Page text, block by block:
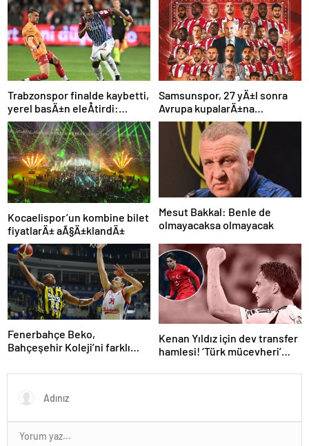
Trabzonspor finalde kaybetti,
yerel basÄ±n eleÅtirdi:
“Futbol felaket, sonuÃ§
rezalet”
Samsunspor, 27 yÄ±l sonra
Avrupa kupalarÄ±na
katÄ±lÄ±yor
Kocaelispor’un kombine bilet
fiyatlarÄ± aÃ§Ä±klandÄ±
Mesut Bakkal: Benle de
olmayacaksa olmayacak
Fenerbahçe Beko,
Bahçeşehir Koleji’ni farklı
Kenan Yıldız için dev transfer
hamlesi! ‘Türk mücevheri’
duyurdular…